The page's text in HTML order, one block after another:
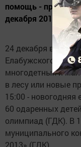
помощь -
декабря 2013 г. по
24 декабря в 10.00
Елабужского
многодетных и
в лесу или новые
15:00 - новогодняя
60 одаренных
олимпиад (ГДК). В
муниципального
2013» (ГДК).